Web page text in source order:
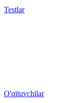
Testlar
O'qituvchilar